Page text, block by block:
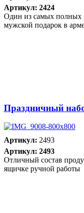
Артикул: 2424
Один из самых полных
мужской подарок в
Праздничный
Артикул: 2493
Артикул: 2493
Отличный состав
ящичке ручной работы